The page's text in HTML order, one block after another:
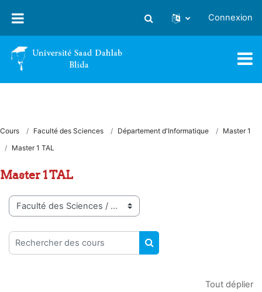
Activer/désactiver la saisie
Connexion
Cours Faculté des Sciences Département d'Informatique
Master 1
Master 1 TAL
Master 1 TAL
Catégories de cours
Rechercher des cours
RECHERCHER DES
Tout déplier